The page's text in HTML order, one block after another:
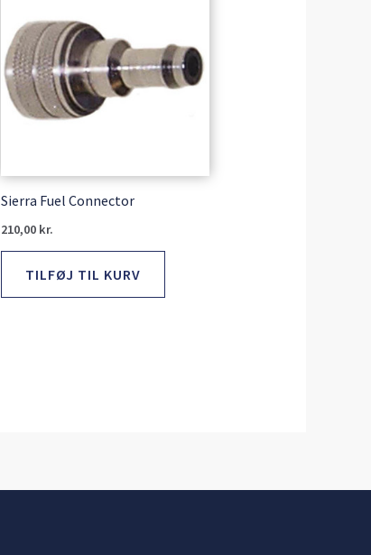
Sierra Fuel Connector
210,00 kr.
TILFØJ TIL KURV